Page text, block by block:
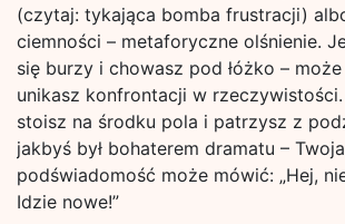
(czytaj: tykająca bomba frustracji)
ciemności – metaforyczne olśnienie.
się burzy i chowasz pod łóżko –
unikasz konfrontacji w
stoisz na środku pola i patrzysz z
jakbyś był bohaterem dramatu – Twoja
podświadomość może mówić: „Hej,
Idzie nowe!”